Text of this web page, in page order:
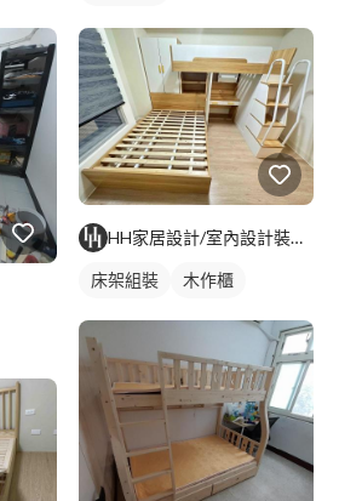
HH家居設計/室內設計裝修/代客組裝
床架組裝 木作櫃